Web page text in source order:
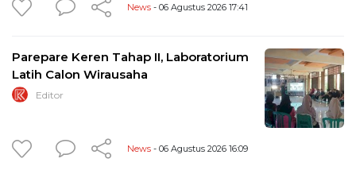
News - 06 Agustus 2026 17:41
Parepare Keren Tahap II, Laboratorium
Latih Calon Wirausaha
Editor
News - 06 Agustus 2026 16:09